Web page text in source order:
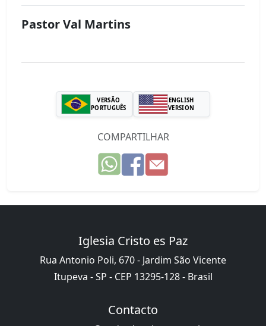
Pastor Val Martins
VERSÃO
PORTUGUÊS
ENGLISH
VERSION
COMPARTILHAR
Iglesia Cristo es Paz
Rua Antonio Poli, 670 - Jardim São Vicente
Itupeva - SP - CEP 13295-128 - Brasil
Contacto